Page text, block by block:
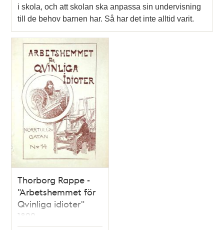
i skola, och att skolan ska anpassa sin undervisning
till de behov barnen har. Så har det inte alltid varit.
Thorborg Rappe -
"Arbetshemmet för
Qvinliga idioter"
1892